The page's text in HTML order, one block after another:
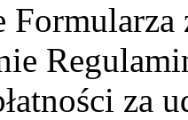
Formularza
za